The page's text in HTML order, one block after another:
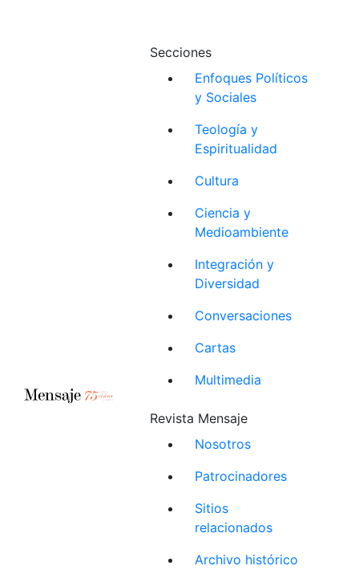
Secciones
Enfoques Políticos
y Sociales
Teología y
Espiritualidad
Cultura
Ciencia y
Medioambiente
Integración y
Diversidad
Conversaciones
Cartas
Multimedia
Revista Mensaje
Nosotros
Patrocinadores
Sitios
relacionados
Archivo histórico